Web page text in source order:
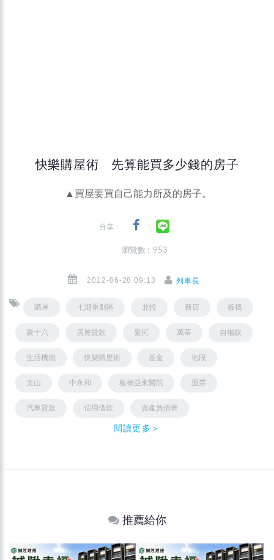
快樂購屋術 先算能買多少錢的房子
▲買屋要買自己能力所及的房子。
分享：
瀏覽數 : 953
2012-06-28 09:13 列車長
購屋 七期重劃區 北投 新店 板橋
農十六 房屋貸款 愛河 萬華 自備款
生活機能 快樂購屋術 基金 地段
文山 中永和 板橋亞東醫院 股票
汽車貸款 信用借款 資產負債表
閱讀更多＞
推薦給你